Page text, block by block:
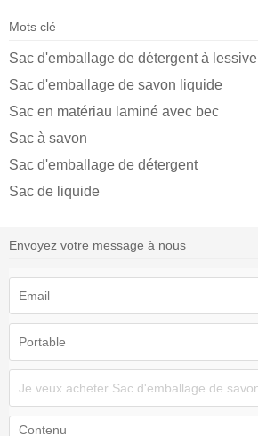
Mots clé
Sac d'emballage de détergent à lessive
Sac d'emballage de savon liquide
Sac en matériau laminé avec bec
Sac à savon
Sac d'emballage de détergent
Sac de liquide
Envoyez votre message à nous